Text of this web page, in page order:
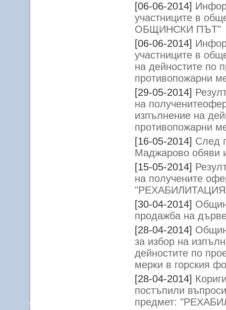
[06-06-2014]
участниците в
ОБЩИНСКИ ПЪТ"
[06-06-2014]
участниците в
на дейностите по
противопожарни
[29-05-2014]
на
изпълнение на
противопожарни
[16-05-2014] След
Маджарово обяви
[15-05-2014]
на получените
[30-04-2014]
продажба на
[28-04-2014]
за избор на
дейностите по
мерки в горския
[28-04-2014]
постъпили
предмет: